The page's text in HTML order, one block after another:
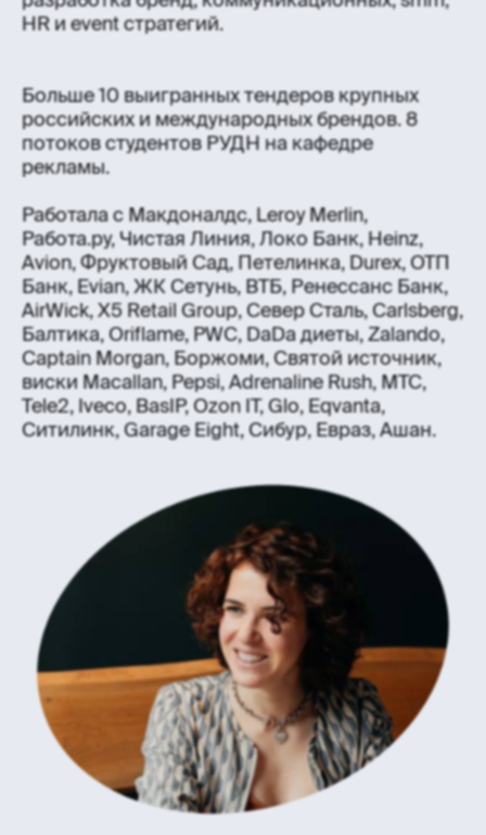
HR и event стратегий.
Больше 10 выигранных тендеров крупных
российских и международных брендов. 8
потоков студентов РУДН на кафедре
рекламы.
Работала с Макдоналдс, Leroy Merlin,
Работа.ру, Чистая Линия, Локо Банк, Heinz,
Avion, Фруктовый Сад, Петелинка, Durex, ОТП
Банк, Evian, ЖК Сетунь, ВТБ, Ренессанс Банк,
AirWick, X5 Retail Group, Север Сталь, Carlsberg,
Балтика, Oriflame, PWC, DaDa диеты, Zalando,
Captain Morgan, Боржоми, Святой источник,
виски Macallan, Pepsi, Adrenaline Rush, МТС,
Tele2, Iveco, BasIP, Ozon IT, Glo, Eqvanta,
Ситилинк, Garage Eight, Сибур, Евраз, Ашан.